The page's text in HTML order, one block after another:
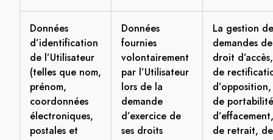
Données
d’identification
de l’Utilisateur
(telles que nom,
prénom,
coordonnées
électroniques,
postales et
Données
fournies
volontairement
par l’Utilisateur
lors de la
demande
d’exercice de
ses droits
La gestion
demandes de
droit d’accès,
de
d’opposition,
de
d’effacement,
de retrait, de